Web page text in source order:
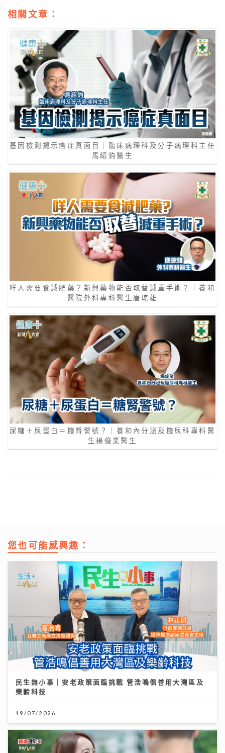
相關文章：
基因檢測揭示癌症真面目｜臨床病理科及分子病理科主任
馬紹鈞醫生
咩人需要食減肥藥？新興藥物能否取替減重手術？｜養和
醫院外科專科醫生唐琼雄
尿糖＋尿蛋白＝糖腎警號？｜養和內分泌及糖尿科專科醫
生楊俊業醫生
您也可能感興趣：
民生無小事｜安老政策面臨挑戰 管浩鳴倡善用大灣區及
樂齡科技
19/07/2026